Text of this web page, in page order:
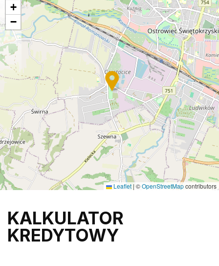
+
−
Leaflet | ©OpenStreetMapcontributors
KALKULATOR
KREDYTOWY